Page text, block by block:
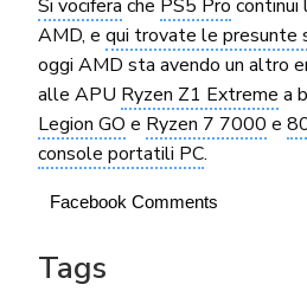
Si vocifera che PS5 Pro continui
AMD, e qui trovate le presunte
oggi AMD sta avendo un altro
alle APU Ryzen Z1 Extreme a
Legion GO e Ryzen 7 7000 e
console portatili PC.
Facebook Comments
Tags